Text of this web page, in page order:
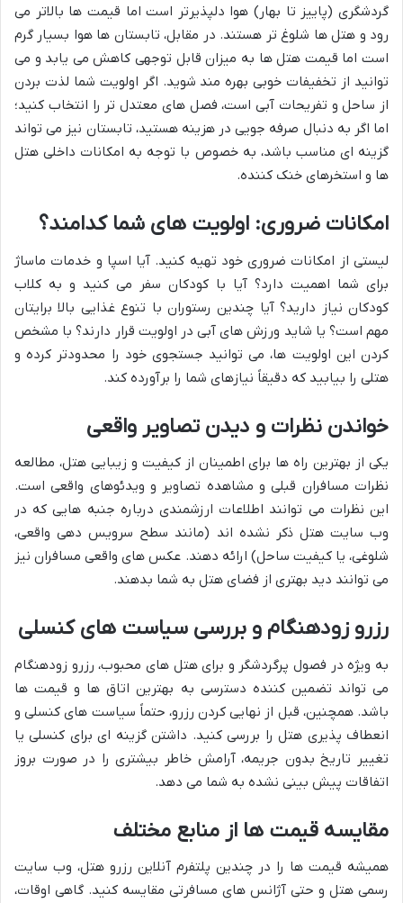
گردشگری (پاییز تا بهار) هوا دلپذیرتر است اما قیمت ها بالاتر می
رود و هتل ها شلوغ تر هستند. در مقابل، تابستان ها هوا بسیار گرم
است اما قیمت هتل ها به میزان قابل توجهی کاهش می یابد و می
توانید از تخفیفات خوبی بهره مند شوید. اگر اولویت شما لذت بردن
از ساحل و تفریحات آبی است، فصل های معتدل تر را انتخاب کنید؛
اما اگر به دنبال صرفه جویی در هزینه هستید، تابستان نیز می تواند
گزینه ای مناسب باشد، به خصوص با توجه به امکانات داخلی هتل
ها و استخرهای خنک کننده.
امکانات ضروری: اولویت های شما کدامند؟
لیستی از امکانات ضروری خود تهیه کنید. آیا اسپا و خدمات ماساژ
برای شما اهمیت دارد؟ آیا با کودکان سفر می کنید و به کلاب
کودکان نیاز دارید؟ آیا چندین رستوران با تنوع غذایی بالا برایتان
مهم است؟ یا شاید ورزش های آبی در اولویت قرار دارند؟ با مشخص
کردن این اولویت ها، می توانید جستجوی خود را محدودتر کرده و
هتلی را بیابید که دقیقاً نیازهای شما را برآورده کند.
خواندن نظرات و دیدن تصاویر واقعی
یکی از بهترین راه ها برای اطمینان از کیفیت و زیبایی هتل، مطالعه
نظرات مسافران قبلی و مشاهده تصاویر و ویدئوهای واقعی است.
این نظرات می توانند اطلاعات ارزشمندی درباره جنبه هایی که در
وب سایت هتل ذکر نشده اند (مانند سطح سرویس دهی واقعی،
شلوغی، یا کیفیت ساحل) ارائه دهند. عکس های واقعی مسافران نیز
می توانند دید بهتری از فضای هتل به شما بدهند.
رزرو زودهنگام و بررسی سیاست های کنسلی
به ویژه در فصول پرگردشگر و برای هتل های محبوب، رزرو زودهنگام
می تواند تضمین کننده دسترسی به بهترین اتاق ها و قیمت ها
باشد. همچنین، قبل از نهایی کردن رزرو، حتماً سیاست های کنسلی و
انعطاف پذیری هتل را بررسی کنید. داشتن گزینه ای برای کنسلی یا
تغییر تاریخ بدون جریمه، آرامش خاطر بیشتری را در صورت بروز
اتفاقات پیش بینی نشده به شما می دهد.
مقایسه قیمت ها از منابع مختلف
همیشه قیمت ها را در چندین پلتفرم آنلاین رزرو هتل، وب سایت
رسمی هتل و حتی آژانس های مسافرتی مقایسه کنید. گاهی اوقات،